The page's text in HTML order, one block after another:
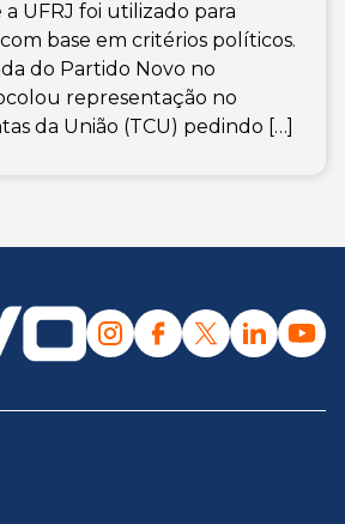
UFRJ foi utilizado para
base em critérios políticos.
do Partido Novo no
representação no
da União (TCU) pedindo […]